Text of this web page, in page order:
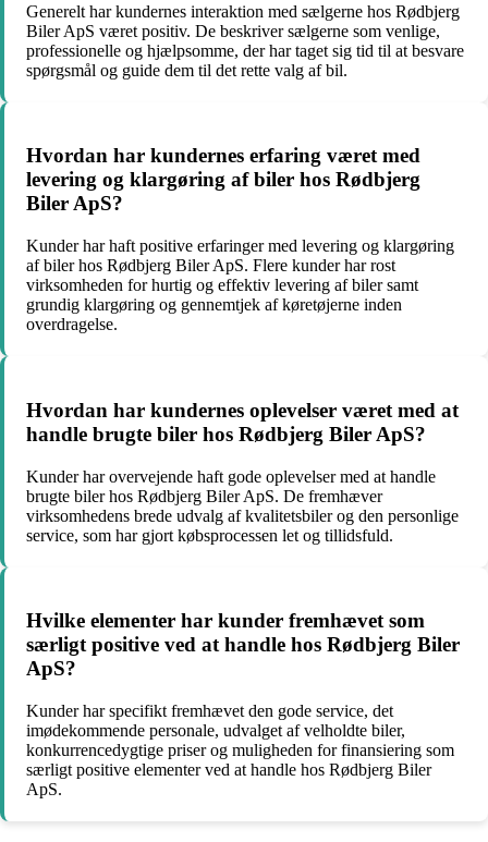
Generelt har kundernes interaktion med sælgerne hos Rødbjerg
Biler ApS været positiv. De beskriver sælgerne som venlige,
professionelle og hjælpsomme, der har taget sig tid til at besvare
spørgsmål og guide dem til det rette valg af bil.
Hvordan har kundernes erfaring været med
levering og klargøring af biler hos Rødbjerg
Biler ApS?
Kunder har haft positive erfaringer med levering og klargøring
af biler hos Rødbjerg Biler ApS. Flere kunder har rost
virksomheden for hurtig og effektiv levering af biler samt
grundig klargøring og gennemtjek af køretøjerne inden
overdragelse.
Hvordan har kundernes oplevelser været med at
handle brugte biler hos Rødbjerg Biler ApS?
Kunder har overvejende haft gode oplevelser med at handle
brugte biler hos Rødbjerg Biler ApS. De fremhæver
virksomhedens brede udvalg af kvalitetsbiler og den personlige
service, som har gjort købsprocessen let og tillidsfuld.
Hvilke elementer har kunder fremhævet som
særligt positive ved at handle hos Rødbjerg Biler
ApS?
Kunder har specifikt fremhævet den gode service, det
imødekommende personale, udvalget af velholdte biler,
konkurrencedygtige priser og muligheden for finansiering som
særligt positive elementer ved at handle hos Rødbjerg Biler
ApS.